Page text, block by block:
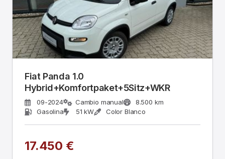
Fiat Panda 1.0
Hybrid+Komfortpaket+5Sitz+WKR
09-2024 Cambio manual
8.500 km
Gasolina
51 kW Color Blanco
17.450 €